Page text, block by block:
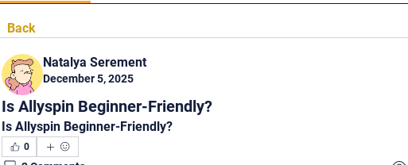
Back
Natalya Serement
December 5, 2025
Is Allyspin Beginner-Friendly?
Is Allyspin Beginner-Friendly?
0